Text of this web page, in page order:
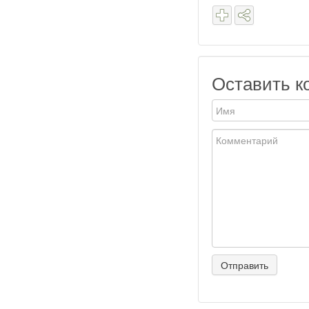
Оставить